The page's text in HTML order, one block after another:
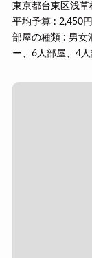
東京都台東区浅
平均予算 : 2,450
部屋の種類 : 男女
ー、6人部屋、4